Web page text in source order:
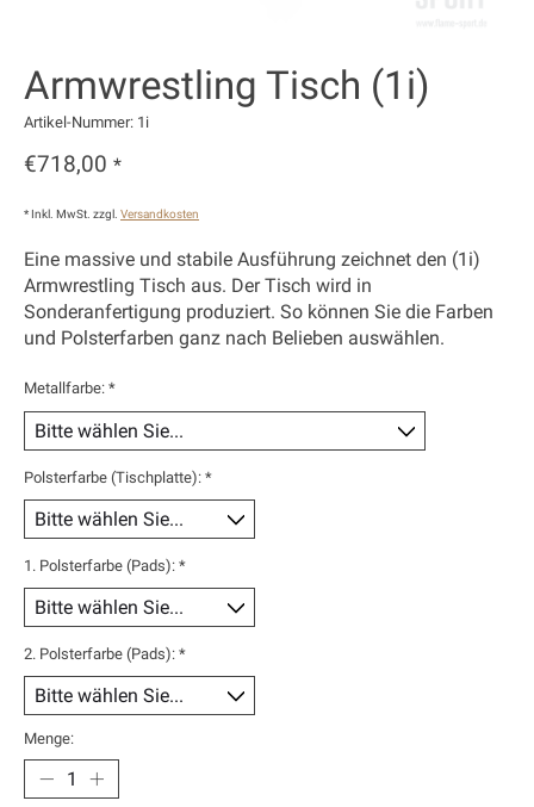
Armwrestling Tisch (1i)
Artikel-Nummer: 1i
€718,00 *
* Inkl. MwSt. zzgl. Versandkosten
Eine massive und stabile Ausführung zeichnet den (1i)
Armwrestling Tisch aus. Der Tisch wird in
Sonderanfertigung produziert. So können Sie die Farben
und Polsterfarben ganz nach Belieben auswählen.
Metallfarbe: *
Polsterfarbe (Tischplatte): *
1. Polsterfarbe (Pads): *
2. Polsterfarbe (Pads): *
Menge: